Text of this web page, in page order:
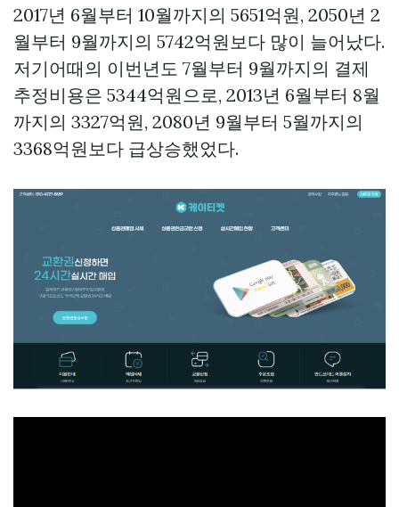
2017년 6월부터 10월까지의 5651억원, 2050년 2
월부터 9월까지의 5742억원보다 많이 늘어났다.
저기어때의 이번년도 7월부터 9월까지의 결제
추정비용은 5344억원으로, 2013년 6월부터 8월
까지의 3327억원, 2080년 9월부터 5월까지의
3368억원보다 급상승했었다.